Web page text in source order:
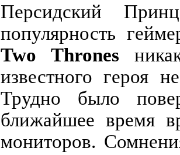
Персидский
популярность
Two Thrones
известного героя
Трудно было
ближайшее время
мониторов.